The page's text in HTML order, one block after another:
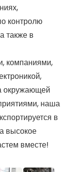
контролю
также в
компаниями,
окружающей
наша
в
высокое
вместе!